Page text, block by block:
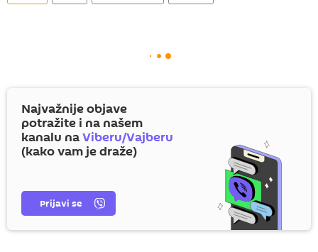
Najvažnije objave
potražite i na našem
kanalu naViberu/Vajberu
(kako vam je draže)
Prijavi se